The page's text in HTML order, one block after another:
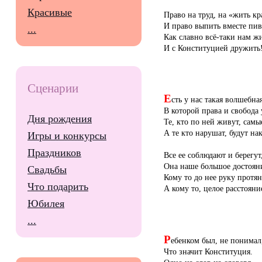
Право на труд, на «жить
И право выпить вместе
Как славно всё-таки нам
И с Конституцией
Есть у нас такая
В которой права и свобода
Те, кто по ней живут,
А те кто нарушат, будут
Все ее соблюдают и
Она наше большое
Кому то до нее руку
А кому то, целое
Ребенком был, не
Что значит Конституция.
Красивые
...
Сценарии
Дня рождения
Игры и конкурсы
Праздников
Свадьбы
Что подарить
Юбилея
...